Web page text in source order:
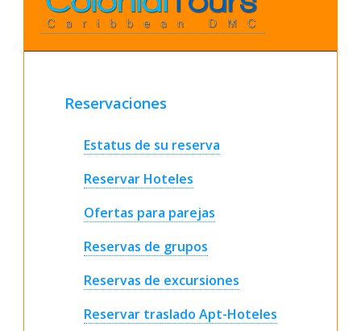
Reservaciones
Estatus de su reserva
Reservar Hoteles
Ofertas para parejas
Reservas de grupos
Reservas de excursiones
Reservar traslado Apt-Hoteles